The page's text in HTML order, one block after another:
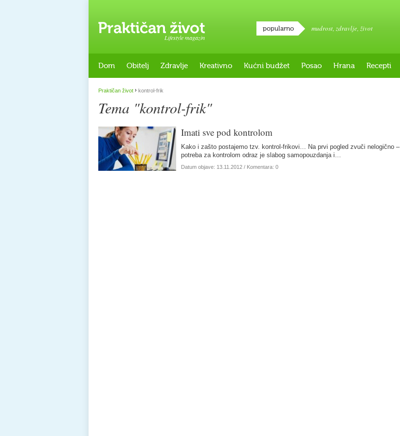
Lifestyle magazin
popularno mudrost, zdravlje, život
Dom Obitelj Zdravlje Kreativno Kućni budžet Posao Hrana Recepti
Praktičan život › kontrol-frik
Tema "kontrol-frik"
Imati sve pod kontrolom
Kako i zašto postajemo tzv. kontrol-frikovi… Na prvi pogled zvuči nelogično –
potreba za kontrolom odraz je slabog samopouzdanja i…
Datum objave: 13.11.2012 / Komentara: 0